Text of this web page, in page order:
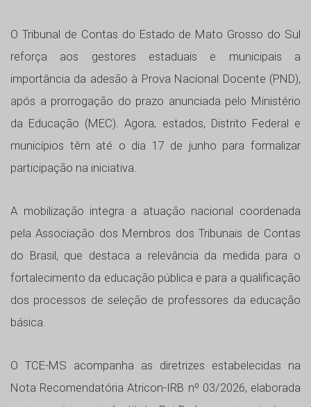
O Tribunal de Contas do Estado de Mato Grosso do Sul
reforça aos gestores estaduais e municipais a
importância da adesão à Prova Nacional Docente (PND),
após a prorrogação do prazo anunciada pelo Ministério
da Educação (MEC). Agora, estados, Distrito Federal e
municípios têm até o dia 17 de junho para formalizar
participação na iniciativa.
A mobilização integra a atuação nacional coordenada
pela Associação dos Membros dos Tribunais de Contas
do Brasil, que destaca a relevância da medida para o
fortalecimento da educação pública e para a qualificação
dos processos de seleção de professores da educação
básica.
O TCE-MS acompanha as diretrizes estabelecidas na
Nota Recomendatória Atricon-IRB nº 03/2026, elaborada